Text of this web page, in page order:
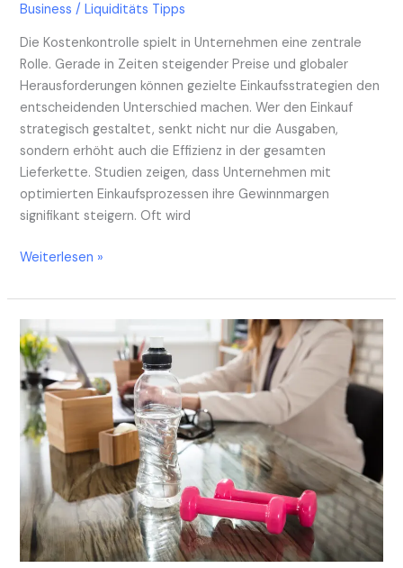
Business /Liquiditäts Tipps
Die Kostenkontrolle spielt in Unternehmen eine zentrale
Rolle. Gerade in Zeiten steigender Preise und globaler
Herausforderungen können gezielte Einkaufsstrategien den
entscheidenden Unterschied machen. Wer den Einkauf
strategisch gestaltet, senkt nicht nur die Ausgaben,
sondern erhöht auch die Effizienz in der gesamten
Lieferkette. Studien zeigen, dass Unternehmen mit
optimierten Einkaufsprozessen ihre Gewinnmargen
signifikant steigern. Oft wird
Weiterlesen »
Mitarbeitergesundheit
im
Fokus:
Prävention
und
Maßnahmen